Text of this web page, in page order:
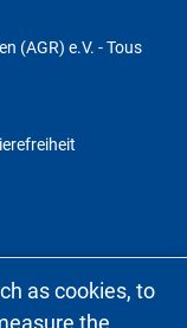
(AGR) e.V. - Tous
as cookies, to
the